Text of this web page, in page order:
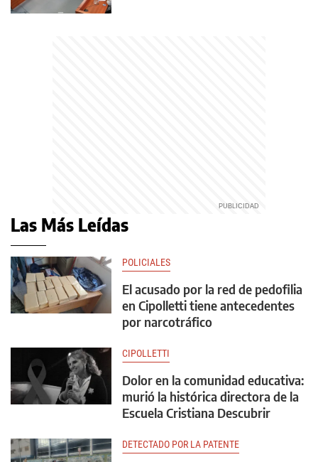
Las Más Leídas
POLICIALES
El acusado por la red de pedofilia
en Cipolletti tiene antecedentes
por narcotráfico
CIPOLLETTI
Dolor en la comunidad educativa:
murió la histórica directora de la
Escuela Cristiana Descubrir
DETECTADO POR LA PATENTE